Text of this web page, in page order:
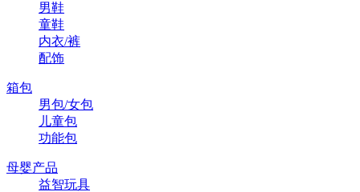
男鞋
童鞋
内衣/裤
配饰
箱包
男包/女包
儿童包
功能包
母婴产品
益智玩具